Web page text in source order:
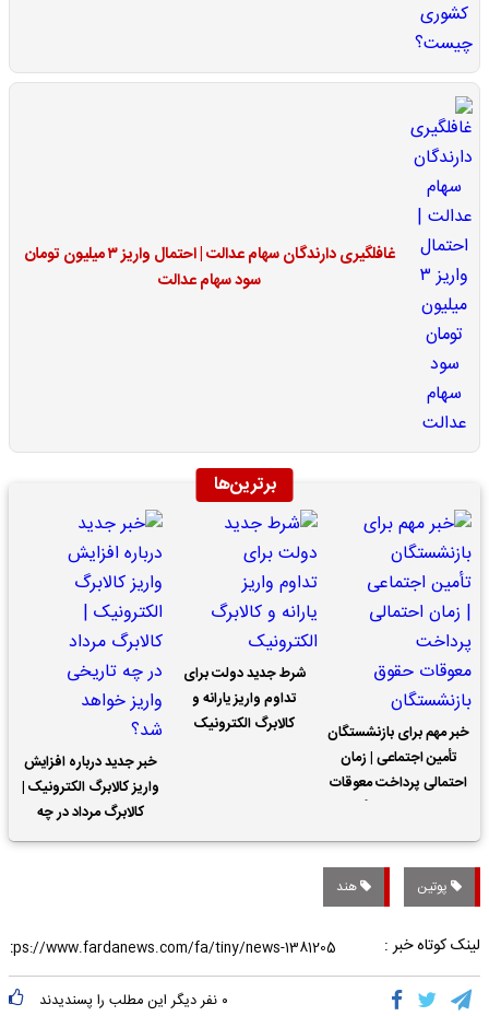
غافلگیری دارندگان سهام عدالت | احتمال واریز ۳ میلیون تومان
سود سهام عدالت
برترین‌ها
خبر مهم برای بازنشستگان
تأمین اجتماعی | زمان
احتمالی پرداخت معوقات
شرط جدید دولت برای
تداوم واریز یارانه و
کالابرگ الکترونیک
خبر جدید درباره افزایش
واریز کالابرگ الکترونیک |
کالابرگ مرداد در چه
تاریخی واریز خواهد شد؟
پوتین هند
لینک کوتاه خبر :
۰ نفر دیگر این مطلب را پسندیدند